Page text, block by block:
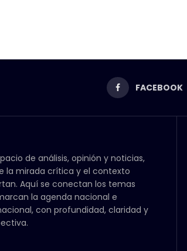
FACEBOOK
de análisis, opinión y noticias,
la mirada crítica y el contexto
Aquí se conectan los temas
la agenda nacional e
con profundidad, claridad y